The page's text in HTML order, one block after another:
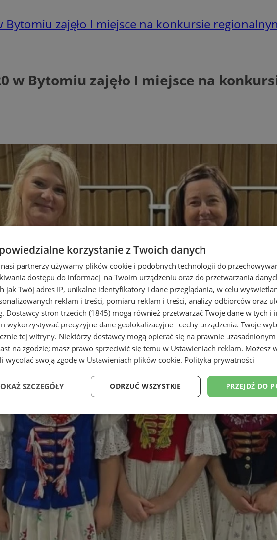
Bytomiu zajęło I miejsce na konkursie
w Bytomiu zajęło I miejsce na
korzystanie z Twoich danych
partnerzy używamy plików cookie i podobnych technologii do
dostępu do informacji na Twoim urządzeniu oraz do przetwarzania
jak Twój adres IP, unikalne identyfikatory i dane przeglądania, w celu
reklam i treści, pomiaru reklam i treści, analizy odbiorców oraz
Dostawcy stron trzecich (1845) mogą również przetwarzać Twoje dane w tych i
wykorzystywać precyzyjne dane geolokalizacyjne i cechy urządzenia. Twoje
tej witryny. Niektórzy dostawcy mogą opierać się na prawnie
na zgodzie; masz prawo sprzeciwić się temu w Ustawieniach reklam. Możesz
wycofać swoją zgodę w Ustawieniach plików cookie. Polityka prywatności
PRZEJDŹ DO
ODRZUĆ WSZYSTKIE
SZCZEGÓŁY
Wydajność Targetowanie Funkcjonalność
Niezbędne Wydajność Targetowanie Funkcjonalność Niesklasyfikowane
pliki cookie umożliwiają korzystanie z podstawowych funkcji strony internetowej, takich jak
kontem. Bez niezbędnych plików cookie nie można prawidłowo korzystać ze strony internetowej.
Provider
Domena
Okres
przechowywania